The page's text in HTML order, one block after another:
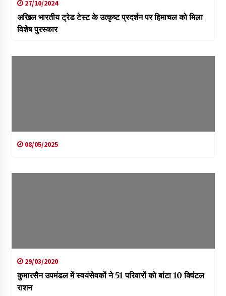
27/10/2024
अखिल भारतीय ट्रेड टेस्ट के उत्कृष्ट प्रदर्शन पर हिमाचल को मिला
विशेष पुरस्कार
08/05/2025
29/03/2020
कुमारसैन उपमंडल में स्वयंसेवकों ने 51 परिवारों को बांटा 10 क्विंटल
राशन